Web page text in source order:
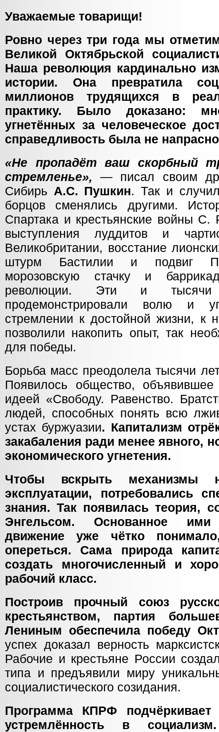
Уважаемые товарищи!
Ровно через три года мы
Великой Октябрьской
Наша революция кардинально
истории. Она превратила
миллионов трудящихся в
практику. Было доказано:
угнетённых за человеческое
справедливость была не
«Не пропадёт ваш скорбный
стремленье», — писал своим
Сибирь А.С. Пушкин. Так и
борцов сменялись другими.
Спартака и крестьянские войны С.
выступления луддитов и
Великобритании, восстание
штурм Бастилии и подвиг
морозовскую стачку и
революции. Эти и тысячи
продемонстрировали волю и
стремлении к достойной жизни, к
позволили накопить опыт, так
для победы.
Борьба масс преодолела тысячи
Появилось общество,
идеей «Свободу. Равенство.
людей, способных понять всю
устах буржуазии. Капитализм
закабаления ради менее явного,
экономического угнетения.
Чтобы вскрыть механизмы
эксплуатации, потребовались
знания. Так появилась теория,
Энгельсом. Основанное ими
движение уже чётко
опереться. Сама природа
создать многочисленный и
рабочий класс.
Построив прочный союз
крестьянством, партия
Лениным обеспечила победу
успех доказал верность
Рабочие и крестьяне России
типа и предъявили миру
социалистического созидания.
Программа КПРФ
устремлённость в социализм.